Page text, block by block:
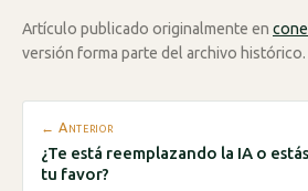
Artículo publicado originalmente en
versión forma parte del archivo histórico.
← Anterior
¿Te está reemplazando la IA o
tu favor?